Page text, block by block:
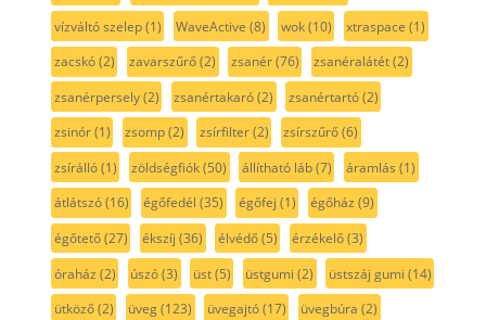
vízváltó szelep(1) WaveActive (8) wok(10) xtraspace (1)
zacskó(2) zavarszűrő(2) zsanér(76) zsanéralátét(2)
zsanérpersely(2) zsanértakaró(2) zsanértartó(2)
zsinór(1) zsomp(2) zsírfilter(2) zsírszűrő(6)
zsírálló(1) zöldségfiók(50) állítható láb(7) áramlás (1)
átlátszó(16) égőfedél (35) égőfej (1) égőház (9)
égőtető(27) ékszíj (36) élvédő(5) érzékelő(3)
óraház (2) úszó(3) üst(5) üstgumi (2) üstszáj gumi (14)
ütköző(2) üveg(123) üvegajtó(17) üvegbúra (2)